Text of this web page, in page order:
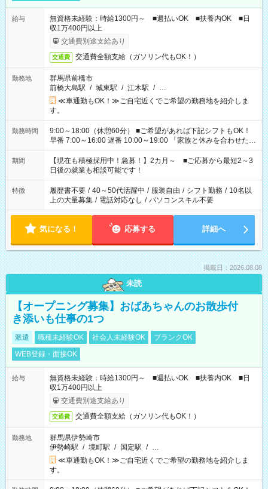
給与
無資格未経験：時給1300円～ ■週払いOK ■扶養内OK ■日
収1万400円以上
交通費別途支給あり
交通費 交通費全額支給（ガソリン代もOK！）
勤務地
群馬県前橋市
前橋大島駅 / 城東駅 / 江木駅 / …
≪車通勤もOK！≫ご自宅近くでご希望の勤務地を紹介しま
す。
勤務時間
9:00～18:00（休憩60分） ■ご希望があれば下記シフトもOK！
早番 7:00～16:00 遅番 10:00～19:00 「家族と休みを合わせた
い」 「余裕を持って夕飯の準備がしたい」 「できれば残業はし
たくない」 など、ご希望を教えてくださいね。 ※Wワーク希望
の方へ 今ご覧のお仕事で希望する勤務時間と、もう1つのお仕事
の勤務時間。 合計で週40時間を超える場合は応募できません。
期間
【現在も積極採用中！急募！】2カ月～ ■ご応募から最短2～3
日後の就業も相談可能です！
特徴 履歴書不要 / 40～50代活躍中 / 服装自由 / シフト勤務 / 10名以
上の大量募集 / 電話対応なし / パソコンスキル不要
気になる！ 応募する 詳細へ
掲載日：2026.08.08
未読
【オープニング募集】おばあちゃんのお散歩付
き添いも仕事の1つ
派遣 職種未経験OK 社会人未経験OK
ブランクOK
WEB登録・面接OK
給与
無資格未経験：時給1300円～ ■週払いOK ■扶養内OK ■日
収1万400円以上
交通費別途支給あり
交通費 交通費全額支給（ガソリン代もOK！）
勤務地
群馬県伊勢崎市
伊勢崎駅 / 境町駅 / 国定駅 / …
≪車通勤もOK！≫ご自宅近くでご希望の勤務地を紹介しま
す。